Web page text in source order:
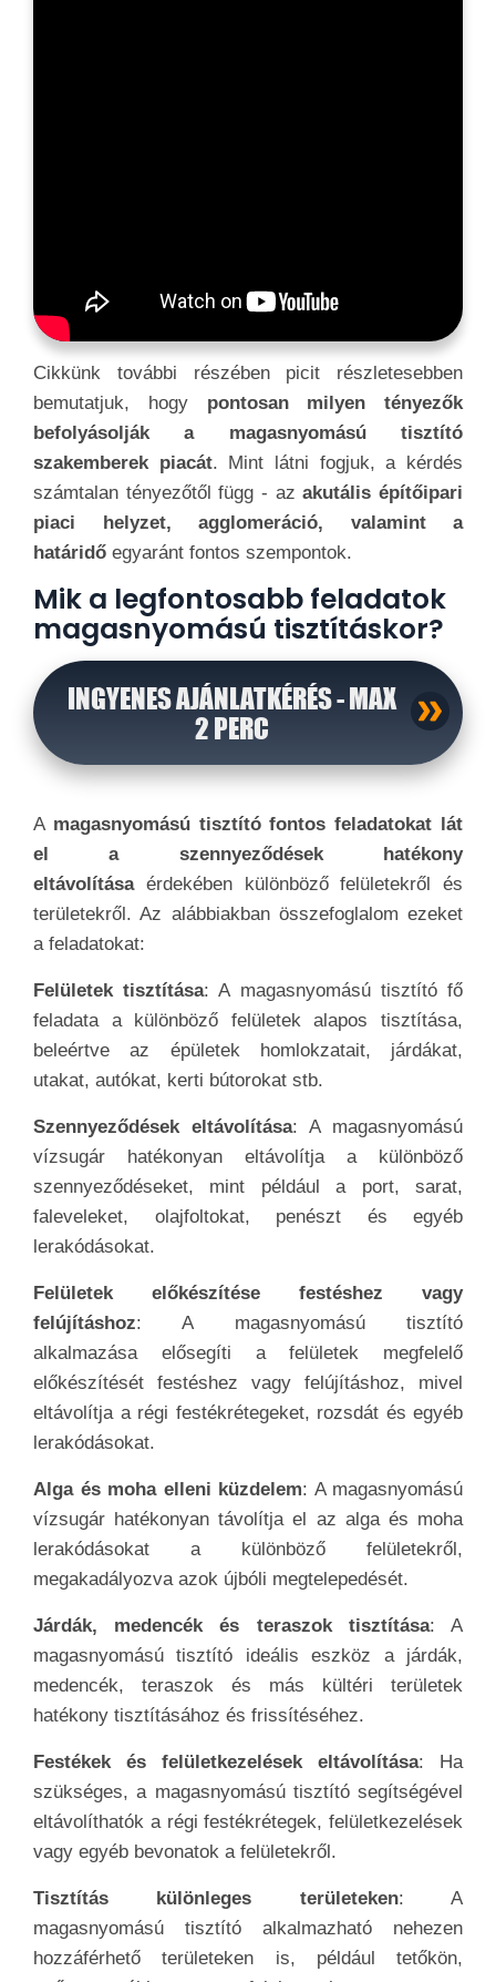
Cikkünk további részében picit részletesebben
bemutatjuk, hogypontosan milyen tényezők
befolyásolják a magasnyomású tisztító
szakemberek piacát. Mint látni fogjuk, a kérdés
számtalan tényezőtől függ - az akutális építőipari
piaci helyzet, agglomeráció, valamint a
határidő egyaránt fontos szempontok.
Mik a legfontosabb feladatok
magasnyomású tisztításkor?
INGYENES AJÁNLATKÉRÉS - MAX
2 PERC
A magasnyomású tisztító fontos feladatokat lát
el a szennyeződések hatékony
eltávolítása érdekében különböző felületekről és
területekről. Az alábbiakban összefoglalom ezeket
a feladatokat:
Felületek tisztítása: A magasnyomású tisztító fő
feladata a különböző felületek alapos tisztítása,
beleértve az épületek homlokzatait, járdákat,
utakat, autókat, kerti bútorokat stb.
Szennyeződések eltávolítása: A magasnyomású
vízsugár hatékonyan eltávolítja a különböző
szennyeződéseket, mint például a port, sarat,
faleveleket, olajfoltokat, penészt és egyéb
lerakódásokat.
Felületek előkészítése festéshez vagy
felújításhoz: A magasnyomású tisztító
alkalmazása elősegíti a felületek megfelelő
előkészítését festéshez vagy felújításhoz, mivel
eltávolítja a régi festékrétegeket, rozsdát és egyéb
lerakódásokat.
Alga és moha elleni küzdelem: A magasnyomású
vízsugár hatékonyan távolítja el az alga és moha
lerakódásokat a különböző felületekről,
megakadályozva azok újbóli megtelepedését.
Járdák, medencék és teraszok tisztítása: A
magasnyomású tisztító ideális eszköz a járdák,
medencék, teraszok és más kültéri területek
hatékony tisztításához és frissítéséhez.
Festékek és felületkezelések eltávolítása: Ha
szükséges, a magasnyomású tisztító segítségével
eltávolíthatók a régi festékrétegek, felületkezelések
vagy egyéb bevonatok a felületekről.
Tisztítás különleges területeken: A
magasnyomású tisztító alkalmazható nehezen
hozzáférhető területeken is, például tetőkön,